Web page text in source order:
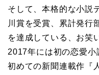
そして、本格的な小説
川賞を受賞、累計発行
を達成している、お笑
2017年には初の恋愛
初めての新聞連載作『